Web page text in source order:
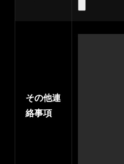
その他連
絡事項